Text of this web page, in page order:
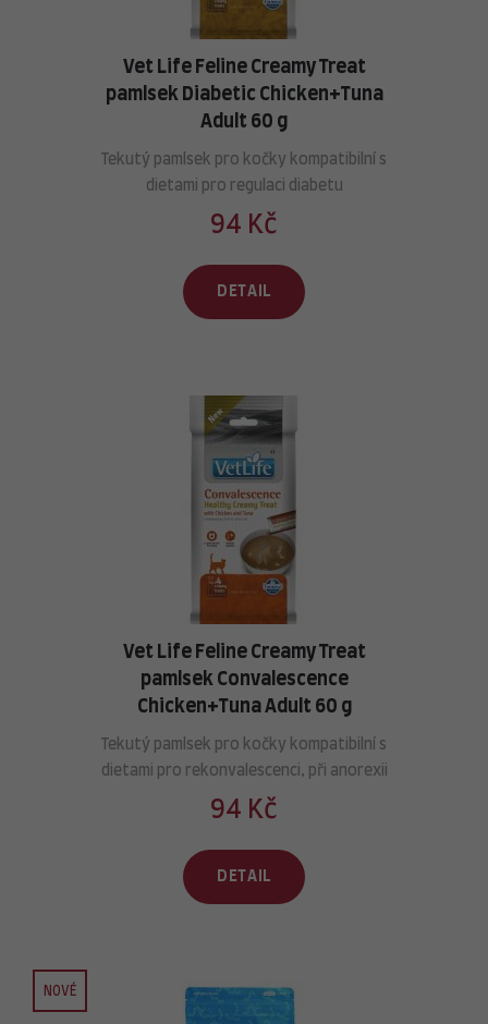
Vet Life Feline Creamy Treat
pamlsek Diabetic Chicken+Tuna
Adult 60 g
Tekutý pamlsek pro kočky kompatibilní s
dietami pro regulaci diabetu
94 Kč
DETAIL
Vet Life Feline Creamy Treat
pamlsek Convalescence
Chicken+Tuna Adult 60 g
Tekutý pamlsek pro kočky kompatibilní s
dietami pro rekonvalescenci, při anorexii
94 Kč
DETAIL
NOVÉ